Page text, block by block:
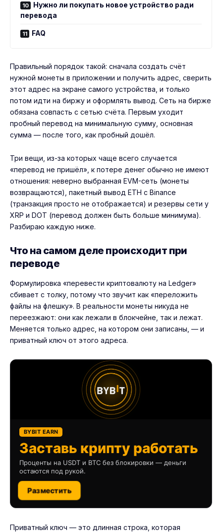
Нужно ли покупать новое устройство ради
перевода
FAQ
Правильный порядок такой: сначала создать счёт
нужной монеты в приложении и получить адрес, сверить
этот адрес на экране самого устройства, и только
потом идти на биржу и оформлять вывод. Сеть на бирже
обязана совпасть с сетью счёта. Первым уходит
пробный перевод на минимальную сумму, основная
сумма — после того, как пробный дошёл.
Три вещи, из-за которых чаще всего случается
«перевод не пришёл», к потере денег обычно не имеют
отношения: неверно выбранная EVM-сеть (монеты
возвращаются), пакетный вывод ETH с Binance
(транзакция просто не отображается) и резервы сети у
XRP и DOT (перевод должен быть больше минимума).
Разбираю каждую ниже.
Что на самом деле происходит при
переводе
Формулировка «перевести криптовалюту на Ledger»
сбивает с толку, потому что звучит как «переложить
файлы на флешку». В реальности монеты никуда не
переезжают: они как лежали в блокчейне, так и лежат.
Меняется только адрес, на котором они записаны, — и
приватный ключ от этого адреса.
BYBIT EARN
Заставь крипту работать
Проценты на USDT и BTC без блокировки — деньги
остаются под рукой.
Разместить
Приватный ключ — это длинная строка, которая